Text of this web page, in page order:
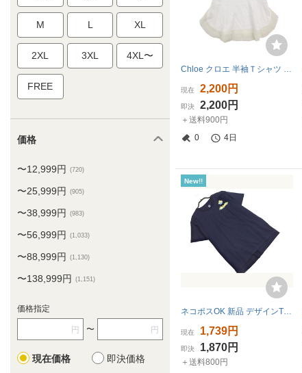
M L XL
2XL 3XL 4XL〜
FREE
価格
〜12,999円 (720)
〜25,999円 (905)
〜38,999円 (983)
〜56,999円 (1,033)
〜88,999円 (1,130)
〜138,999円 (1,151)
価格指定
円 〜 円
現在価格 即決価格
Chloe クロエ 半袖Ｔシャツ プリーツ 切り替え チュニック カットソー トップス
現在 2,200円
即決 2,200円
＋送料900円
0
4日
New!!
現在 1,739円
即決 1,870円
＋送料800円